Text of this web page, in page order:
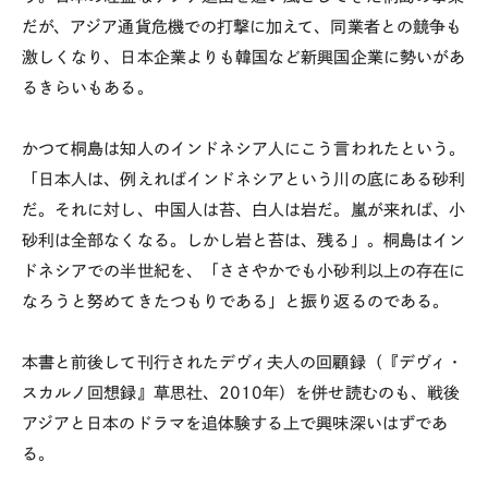
だが、アジア通貨危機での打撃に加えて、同業者との競争も
激しくなり、日本企業よりも韓国など新興国企業に勢いがあ
るきらいもある。
かつて桐島は知人のインドネシア人にこう言われたという。
「日本人は、例えればインドネシアという川の底にある砂利
だ。それに対し、中国人は苔、白人は岩だ。嵐が来れば、小
砂利は全部なくなる。しかし岩と苔は、残る」。桐島はイン
ドネシアでの半世紀を、「ささやかでも小砂利以上の存在に
なろうと努めてきたつもりである」と振り返るのである。
本書と前後して刊行されたデヴィ夫人の回顧録（『デヴィ・
スカルノ回想録』草思社、2010年）を併せ読むのも、戦後
アジアと日本のドラマを追体験する上で興味深いはずであ
る。